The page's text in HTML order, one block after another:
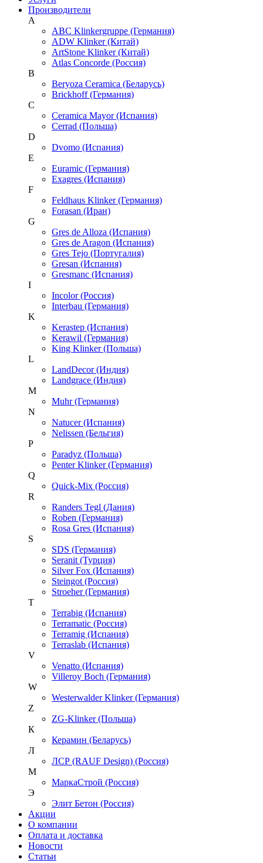
Производители
A
ABC Klinkergruppe (Германия)
ADW Klinker (Китай)
ArtStone Klinker (Китай)
Atlas Concorde (Россия)
B
Beryoza Ceramica (Беларусь)
Brickhoff (Германия)
C
Ceramica Mayor (Испания)
Cerrad (Польша)
D
Dvomo (Испания)
E
Euramic (Германия)
Exagres (Испания)
F
Feldhaus Klinker (Германия)
Forasan (Иран)
G
Gres de Alloza (Испания)
Gres de Aragon (Испания)
Gres Tejo (Португалия)
Gresan (Испания)
Gresmanc (Испания)
I
Incolor (Россия)
Interbau (Германия)
K
Kerastep (Испания)
Kerawil (Германия)
King Klinker (Польша)
L
LandDecor (Индия)
Landgrace (Индия)
M
Muhr (Германия)
N
Natucer (Испания)
Nelissen (Бельгия)
P
Paradyz (Польша)
Penter Klinker (Германия)
Q
Quick-Mix (Россия)
R
Randers Tegl (Дания)
Roben (Германия)
Rosa Gres (Испания)
S
SDS (Германия)
Seranit (Турция)
Silver Fox (Испания)
Steingot (Россия)
Stroeher (Германия)
T
Terrabig (Испания)
Terramatic (Россия)
Terramig (Испания)
Terraslab (Испания)
V
Venatto (Испания)
Villeroy Boch (Германия)
W
Westerwalder Klinker (Германия)
Z
ZG-Klinker (Польша)
К
Керамин (Беларусь)
Л
ЛСР (RAUF Design) (Россия)
М
МаркаСтрой (Россия)
Э
Элит Бетон (Россия)
Акции
О компании
Оплата и доставка
Новости
Статьи